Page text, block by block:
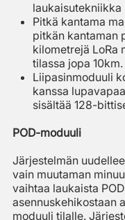
laukaisutekniikka
Pitkä kantama
pitkän kantaman
kilometrejä LoRa
tilassa jopa 10km.
Liipasinmoduuli
kanssa
sisältää 128-
POD-moduuli
Järjestelmän
vain muutaman
vaihtaa laukaista
asennuskehikostaan
moduuli tilalle.